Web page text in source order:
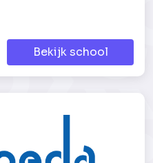
Bekijk school